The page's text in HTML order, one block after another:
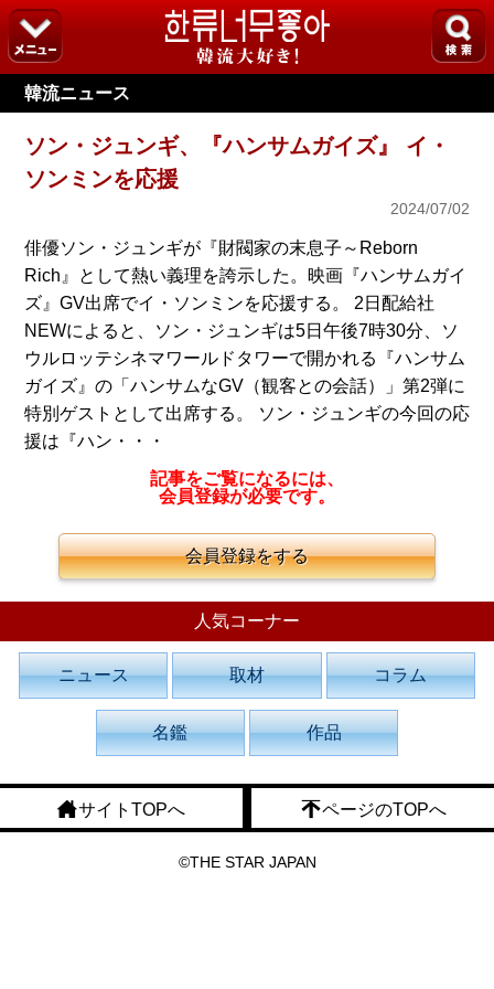
韓流ニュース
ソン・ジュンギ、『ハンサムガイズ』 イ・
ソンミンを応援
2024/07/02
俳優ソン・ジュンギが『財閥家の末息子～Reborn
Rich』として熱い義理を誇示した。映画『ハンサムガイ
ズ』GV出席でイ・ソンミンを応援する。 2日配給社
NEWによると、ソン・ジュンギは5日午後7時30分、ソ
ウルロッテシネマワールドタワーで開かれる『ハンサム
ガイズ』の「ハンサムなGV（観客との会話）」第2弾に
特別ゲストとして出席する。 ソン・ジュンギの今回の応
援は『ハン・・・
記事をご覧になるには、
会員登録が必要です。
会員登録をする
人気コーナー
ニュース 取材 コラム
名鑑 作品
サイトTOPへ ページのTOPへ
©THE STAR JAPAN